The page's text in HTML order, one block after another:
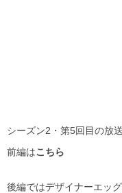
シーズン2・第5回目の放送
前編はこちら
後編ではデザイナーエッ